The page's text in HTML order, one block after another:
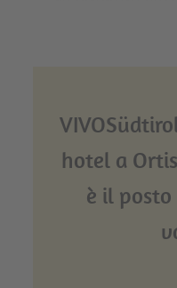
hotel a
è il